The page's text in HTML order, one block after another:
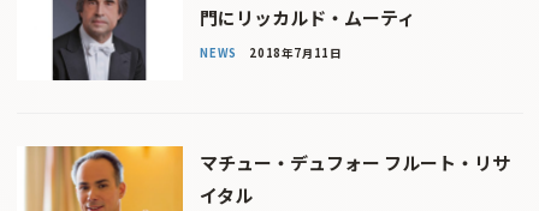
門にリッカルド・ムーティ
NEWS 2018年7月11日
マチュー・デュフォー フルート・リサ
イタル